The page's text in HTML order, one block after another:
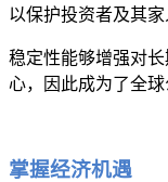
以保护投资者及其
稳定性能够增强对
心，因此成为了全球
掌握经济机遇